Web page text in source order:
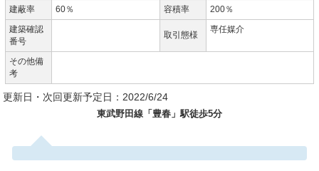
建蔽率 60％ 容積率
200％
建築確認
番号
取引態様
専任媒介
その他備
考
更新日・次回更新予定日：2022/6/24
東武野田線「豊春」駅徒歩5分